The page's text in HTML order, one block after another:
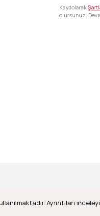
Ayrıntıları
Kaydolarak
olursunuz.